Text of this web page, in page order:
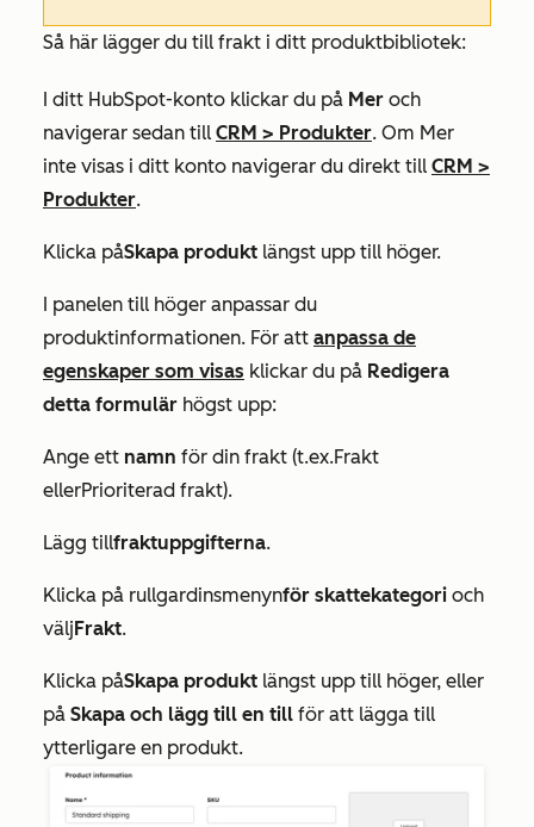
Så här lägger du till frakt i ditt produktbibliotek:
I ditt HubSpot-konto klickar du på Mer och
navigerar sedan till CRM > Produkter. Om Mer
inte visas i ditt konto navigerar du direkt till CRM >
Produkter.
Klicka påSkapa produkt längst upp till höger.
I panelen till höger anpassar du
produktinformationen. För att anpassa de
egenskaper som visas klickar du på Redigera
detta formulär högst upp:
Ange ett namn för din frakt (t.ex.Frakt
ellerPrioriterad frakt).
Lägg tillfraktuppgifterna.
Klicka på rullgardinsmenynför skattekategori och
väljFrakt.
Klicka påSkapa produkt längst upp till höger, eller
på Skapa och lägg till en till för att lägga till
ytterligare en produkt.